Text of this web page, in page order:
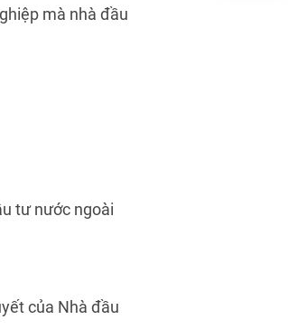
mà nhà đầu
tư nước ngoài
của Nhà đầu